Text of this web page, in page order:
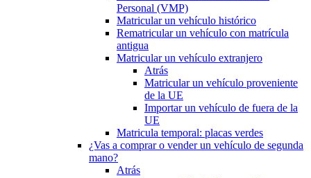
Personal (VMP)
Matricular un vehículo histórico
Rematricular un vehículo con matrícula
antigua
Matricular un vehículo extranjero
Atrás
Matricular un vehículo proveniente
de la UE
Importar un vehículo de fuera de la
UE
Matricula temporal: placas verdes
¿Vas a comprar o vender un vehículo de segunda
mano?
Atrás